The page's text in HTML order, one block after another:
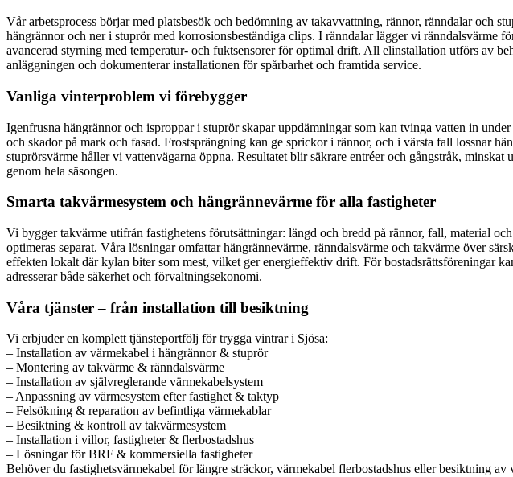
Vår arbetsprocess börjar med platsbesök och bedömning av takavvattning, rännor, ränndalar och
hängrännor och ner i stuprör med korrosionsbeständiga clips. I ränndalar lägger vi ränndalsvärme
avancerad styrning med temperatur- och fuktsensorer för optimal drift. All elinstallation utförs av
anläggningen och dokumenterar installationen för spårbarhet och framtida service.
Vanliga vinterproblem vi förebygger
Igenfrusna hängrännor och isproppar i stuprör skapar uppdämningar som kan tvinga vatten in
och skador på mark och fasad. Frostsprängning kan ge sprickor i rännor, och i värsta fall lossnar
stuprörsvärme håller vi vattenvägarna öppna. Resultatet blir säkrare entréer och gångstråk,
genom hela säsongen.
Smarta takvärmesystem och hängrännevärme för alla fastigheter
Vi bygger takvärme utifrån fastighetens förutsättningar: längd och bredd på rännor, fall, material
optimeras separat. Våra lösningar omfattar hängrännevärme, ränndalsvärme och takvärme över
effekten lokalt där kylan biter som mest, vilket ger energieffektiv drift. För bostadsrättsföreningar
adresserar både säkerhet och förvaltningsekonomi.
Våra tjänster – från installation till besiktning
Vi erbjuder en komplett tjänsteportfölj för trygga vintrar i Sjösa:
– Installation av värmekabel i hängrännor & stuprör
– Montering av takvärme & ränndalsvärme
– Installation av självreglerande värmekabelsystem
– Anpassning av värmesystem efter fastighet & taktyp
– Felsökning & reparation av befintliga värmekablar
– Besiktning & kontroll av takvärmesystem
– Installation i villor, fastigheter & flerbostadshus
– Lösningar för BRF & kommersiella fastigheter
Behöver du fastighetsvärmekabel för längre sträckor, värmekabel flerbostadshus eller besiktning